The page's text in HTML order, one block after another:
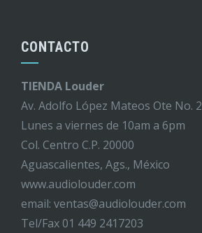
CONTACTO
TIENDA Louder
Av. Adolfo López Mateos Ote No.
Lunes a viernes de 10am a 6pm
Col. Centro C.P. 20000
Aguascalientes, Ags., México
www.audiolouder.com
email: ventas@audiolouder.com
Tel/Fax 01 449 2417203